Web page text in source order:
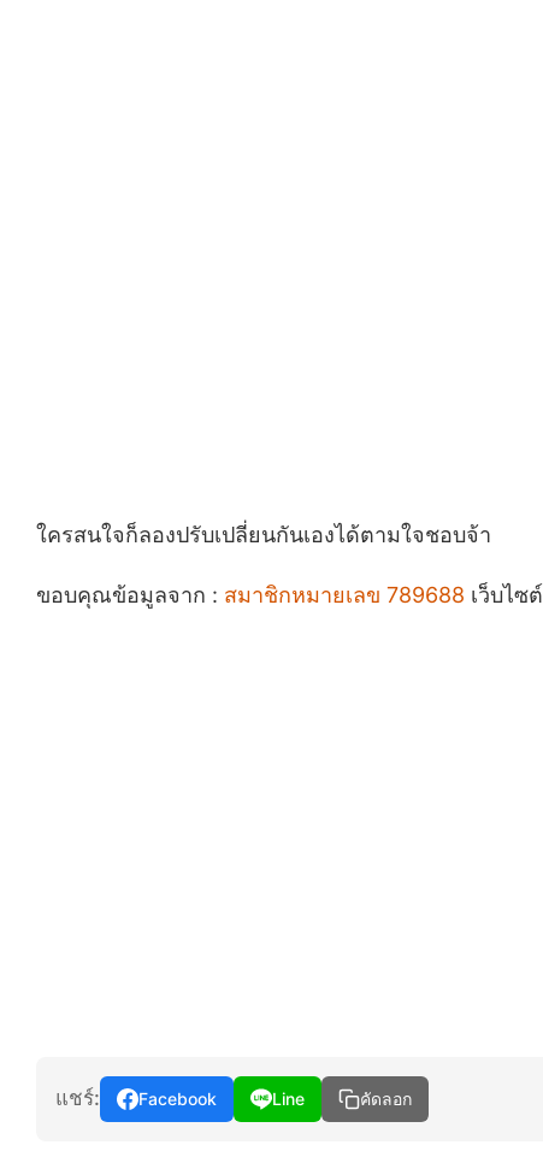
ใครสนใจก็ลองปรับเปลี่ยนกันเองได้ตามใจชอบจ้า
ขอบคุณข้อมูลจาก : สมาชิกหมายเลข 789688 เว็บไซต์
แชร์: Facebook Line คัดลอก